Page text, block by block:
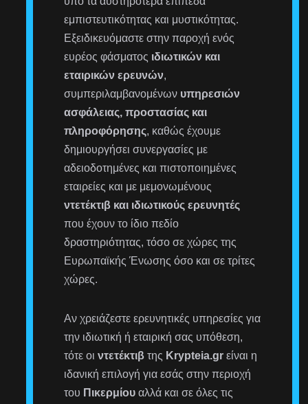
εμπιστευτικότητας και μυστικότητας.
Εξειδικευόμαστε στην παροχή ενός
ευρέος φάσματος ιδιωτικών και
εταιρικών ερευνών,
συμπεριλαμβανομένων υπηρεσιών
ασφάλειας, προστασίας και
πληροφόρησης, καθώς έχουμε
δημιουργήσει συνεργασίες με
αδειοδοτημένες και πιστοποιημένες
εταιρείες και με μεμονωμένους
ντετέκτιβ και ιδιωτικούς ερευνητές
που έχουν το ίδιο πεδίο
δραστηριότητας, τόσο σε χώρες της
Ευρωπαϊκής Ένωσης όσο και σε τρίτες
χώρες.
Αν χρειάζεστε ερευνητικές υπηρεσίες για
την ιδιωτική ή εταιρική σας υπόθεση,
τότε οιντετέκτιβ της Krypteia.gr είναι η
ιδανική επιλογή για εσάς στην περιοχή
του Πικερμίου αλλά και σε όλες τις